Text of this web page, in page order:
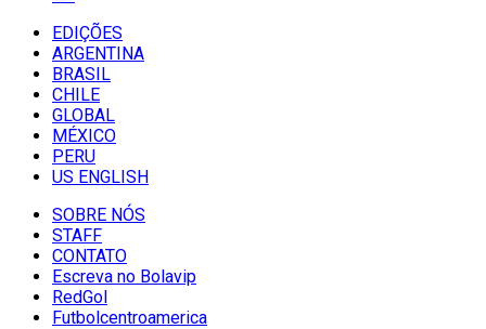
EDIÇÕES
ARGENTINA
BRASIL
CHILE
GLOBAL
MÉXICO
PERU
US ENGLISH
SOBRE NÓS
STAFF
CONTATO
Escreva no Bolavip
RedGol
Futbolcentroamerica